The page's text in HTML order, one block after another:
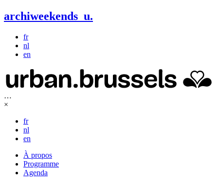
archiweekends u.
fr
nl
en
…
×
fr
nl
en
À propos
Programme
Agenda